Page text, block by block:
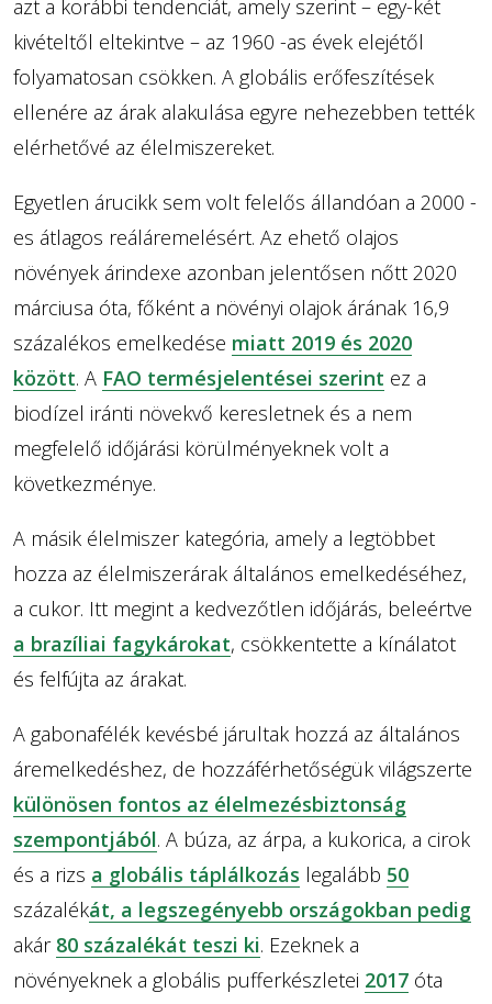
azt a korábbi tendenciát, amely szerint – egy-két
kivételtől eltekintve – az 1960 -as évek elejétől
folyamatosan csökken. A globális erőfeszítések
ellenére az árak alakulása egyre nehezebben tették
elérhetővé az élelmiszereket.
Egyetlen árucikk sem volt felelős állandóan a 2000 -
es átlagos reáláremelésért. Az ehető olajos
növények árindexe azonban jelentősen nőtt 2020
márciusa óta, főként a növényi olajok árának 16,9
százalékos emelkedése miatt 2019 és 2020
között. A FAO termésjelentései szerint ez a
biodízel iránti növekvő keresletnek és a nem
megfelelő időjárási körülményeknek volt a
következménye.
A másik élelmiszer kategória, amely a legtöbbet
hozza az élelmiszerárak általános emelkedéséhez,
a cukor. Itt megint a kedvezőtlen időjárás, beleértve
a brazíliai fagykárokat, csökkentette a kínálatot
és felfújta az árakat.
A gabonafélék kevésbé járultak hozzá az általános
áremelkedéshez, de hozzáférhetőségük világszerte
különösen fontos az élelmezésbiztonság
szempontjából. A búza, az árpa, a kukorica, a cirok
és a rizs a globális táplálkozás legalább 50
százalékát, a legszegényebb országokban pedig
akár 80 százalékát teszi ki. Ezeknek a
növényeknek a globális pufferkészletei 2017óta